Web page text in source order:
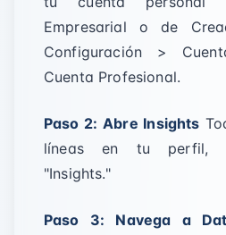
Empresarial o de
Configuración >
Cuenta Profesional.
Paso 2: Abre Insights
líneas en tu perfil,
"Insights."
Paso 3: Navega a